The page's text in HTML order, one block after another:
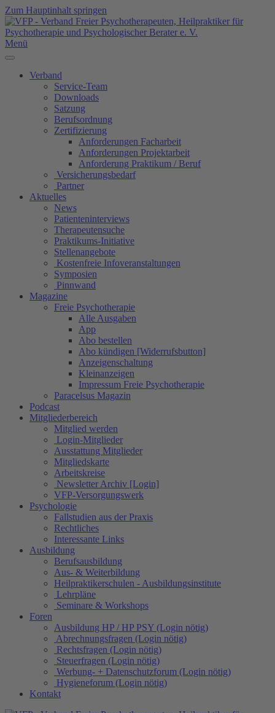
Zum Hauptinhalt springen
Menü
Verband
Service-Team
Downloads
Satzung
Berufsordnung
Zertifizierung
Anforderungen Facharbeit
Anforderungen Projektarbeit
Anforderung Praktikum / Beruf
Versicherungsbedarf
Partner
Aktuelles
News
Patienteninterviews
Therapeutensuche
Praktikums-Initiative
Stellenangebote
Kostenfreie Infoveranstaltungen
Symposien
Pinnwand
Magazine
Freie Psychotherapie
Alle Ausgaben
App
Abo bestellen
Abo kündigen [Widerrufsbutton]
Anzeigenschaltung
Kleinanzeigen
Impressum Freie Psychotherapie
Paracelsus Magazin
Podcast
Mitgliederbereich
Mitglied werden
Login-Mitglieder
Ausstattung Mitglieder
Mitgliedskarte
Arbeitskreise
Newsletter Archiv [Login]
VFP-Versorgungswerk
Psychologie
Fallstudien aus der Praxis
Rechtliches
Interessante Links
Ausbildung
Berufsausbildung
Aus- & Weiterbildung
Heilpraktikerschulen - Ausbildungsinstitute
Lehrpläne
Seminare & Workshops
Foren
Ausbildung HP / HP PSY (Login nötig)
Abrechnungsfragen (Login nötig)
Rechtsfragen (Login nötig)
Steuerfragen (Login nötig)
Werbung- + Datenschutzforum (Login nötig)
Hygieneforum (Login nötig)
Kontakt